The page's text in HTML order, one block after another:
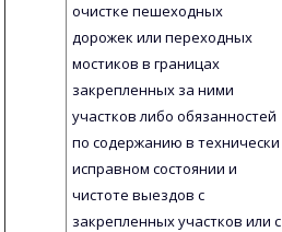
очистке пешеходных
дорожек или переходных
мостиков в границах
закрепленных за ними
участков либо обязанностей
по содержанию в технически
исправном состоянии и
чистоте выездов с
закрепленных участков или с